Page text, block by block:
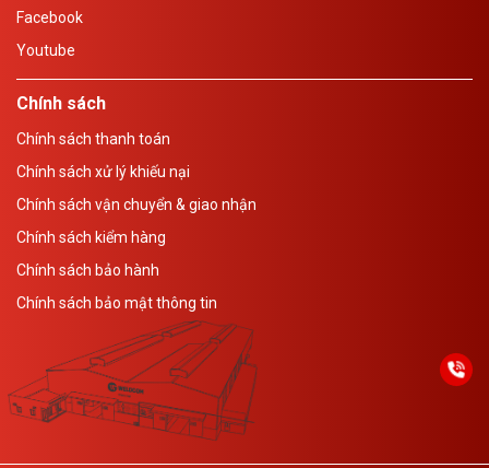
Facebook
Youtube
Chính sách
Chính sách thanh toán
Chính sách xử lý khiếu nại
Chính sách vận chuyển & giao nhận
Chính sách kiểm hàng
Chính sách bảo hành
Chính sách bảo mật thông tin